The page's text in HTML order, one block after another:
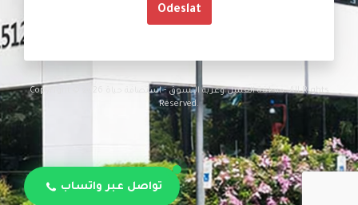
Odeslat
Copyright © 2026 منطقة العميل وعربة التسوق - استضافة حياة. All Rights
Reserved.
تواصل عبر واتساب